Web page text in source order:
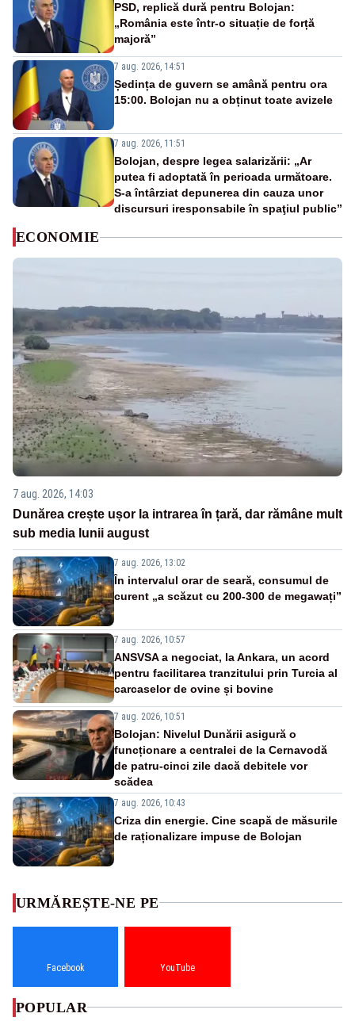
PSD, replică dură pentru Bolojan:
„România este într-o situație de forță
majoră”
7 aug. 2026, 14:51
Ședința de guvern se amână pentru ora
15:00. Bolojan nu a obținut toate avizele
7 aug. 2026, 11:51
Bolojan, despre legea salarizării: „Ar
putea fi adoptată în perioada următoare.
S-a întârziat depunerea din cauza unor
discursuri iresponsabile în spaţiul public”
ECONOMIE
7 aug. 2026, 14:03
Dunărea crește ușor la intrarea în țară, dar rămâne mult
sub media lunii august
7 aug. 2026, 13:02
În intervalul orar de seară, consumul de
curent „a scăzut cu 200-300 de megawați”
7 aug. 2026, 10:57
ANSVSA a negociat, la Ankara, un acord
pentru facilitarea tranzitului prin Turcia al
carcaselor de ovine și bovine
7 aug. 2026, 10:51
Bolojan: Nivelul Dunării asigură o
funcționare a centralei de la Cernavodă
de patru-cinci zile dacă debitele vor
scădea
7 aug. 2026, 10:43
Criza din energie. Cine scapă de măsurile
de raționalizare impuse de Bolojan
URMĂREȘTE-NE PE
Facebook YouTube
POPULAR